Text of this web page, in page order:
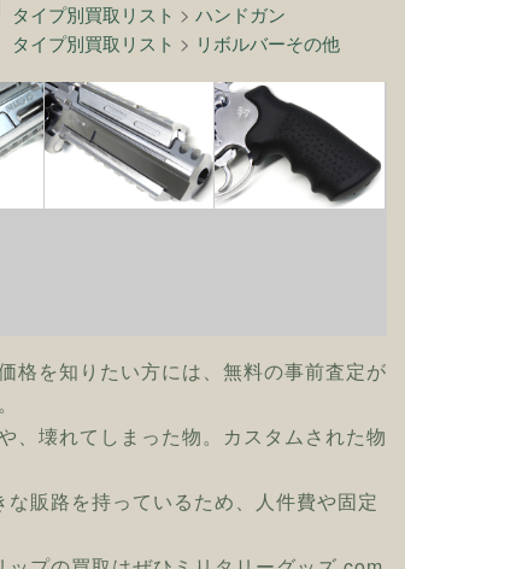
タイプ別買取リスト >ハンドガン
タイプ別買取リスト > リボルバーその他
格を知りたい方には、無料の事前査定が
、壊れてしまった物。カスタムされた物
販路を持っているため、人件費や固定